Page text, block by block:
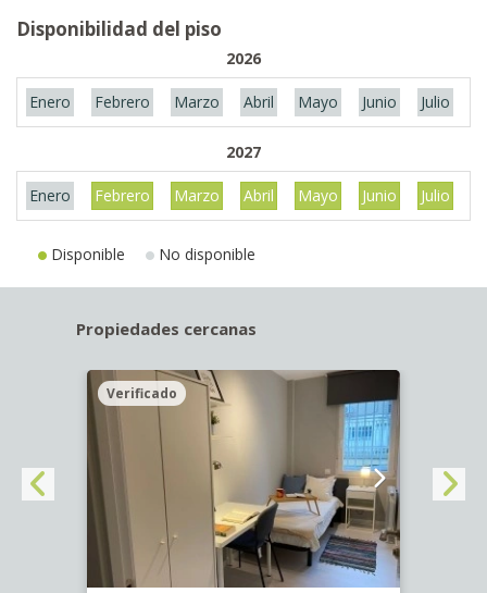
Disponibilidad del piso
2026
Enero Febrero Marzo Abril Mayo Junio Julio
2027
Enero Febrero Marzo Abril Mayo Junio Julio
Disponible No disponible
Propiedades cercanas
Verificado